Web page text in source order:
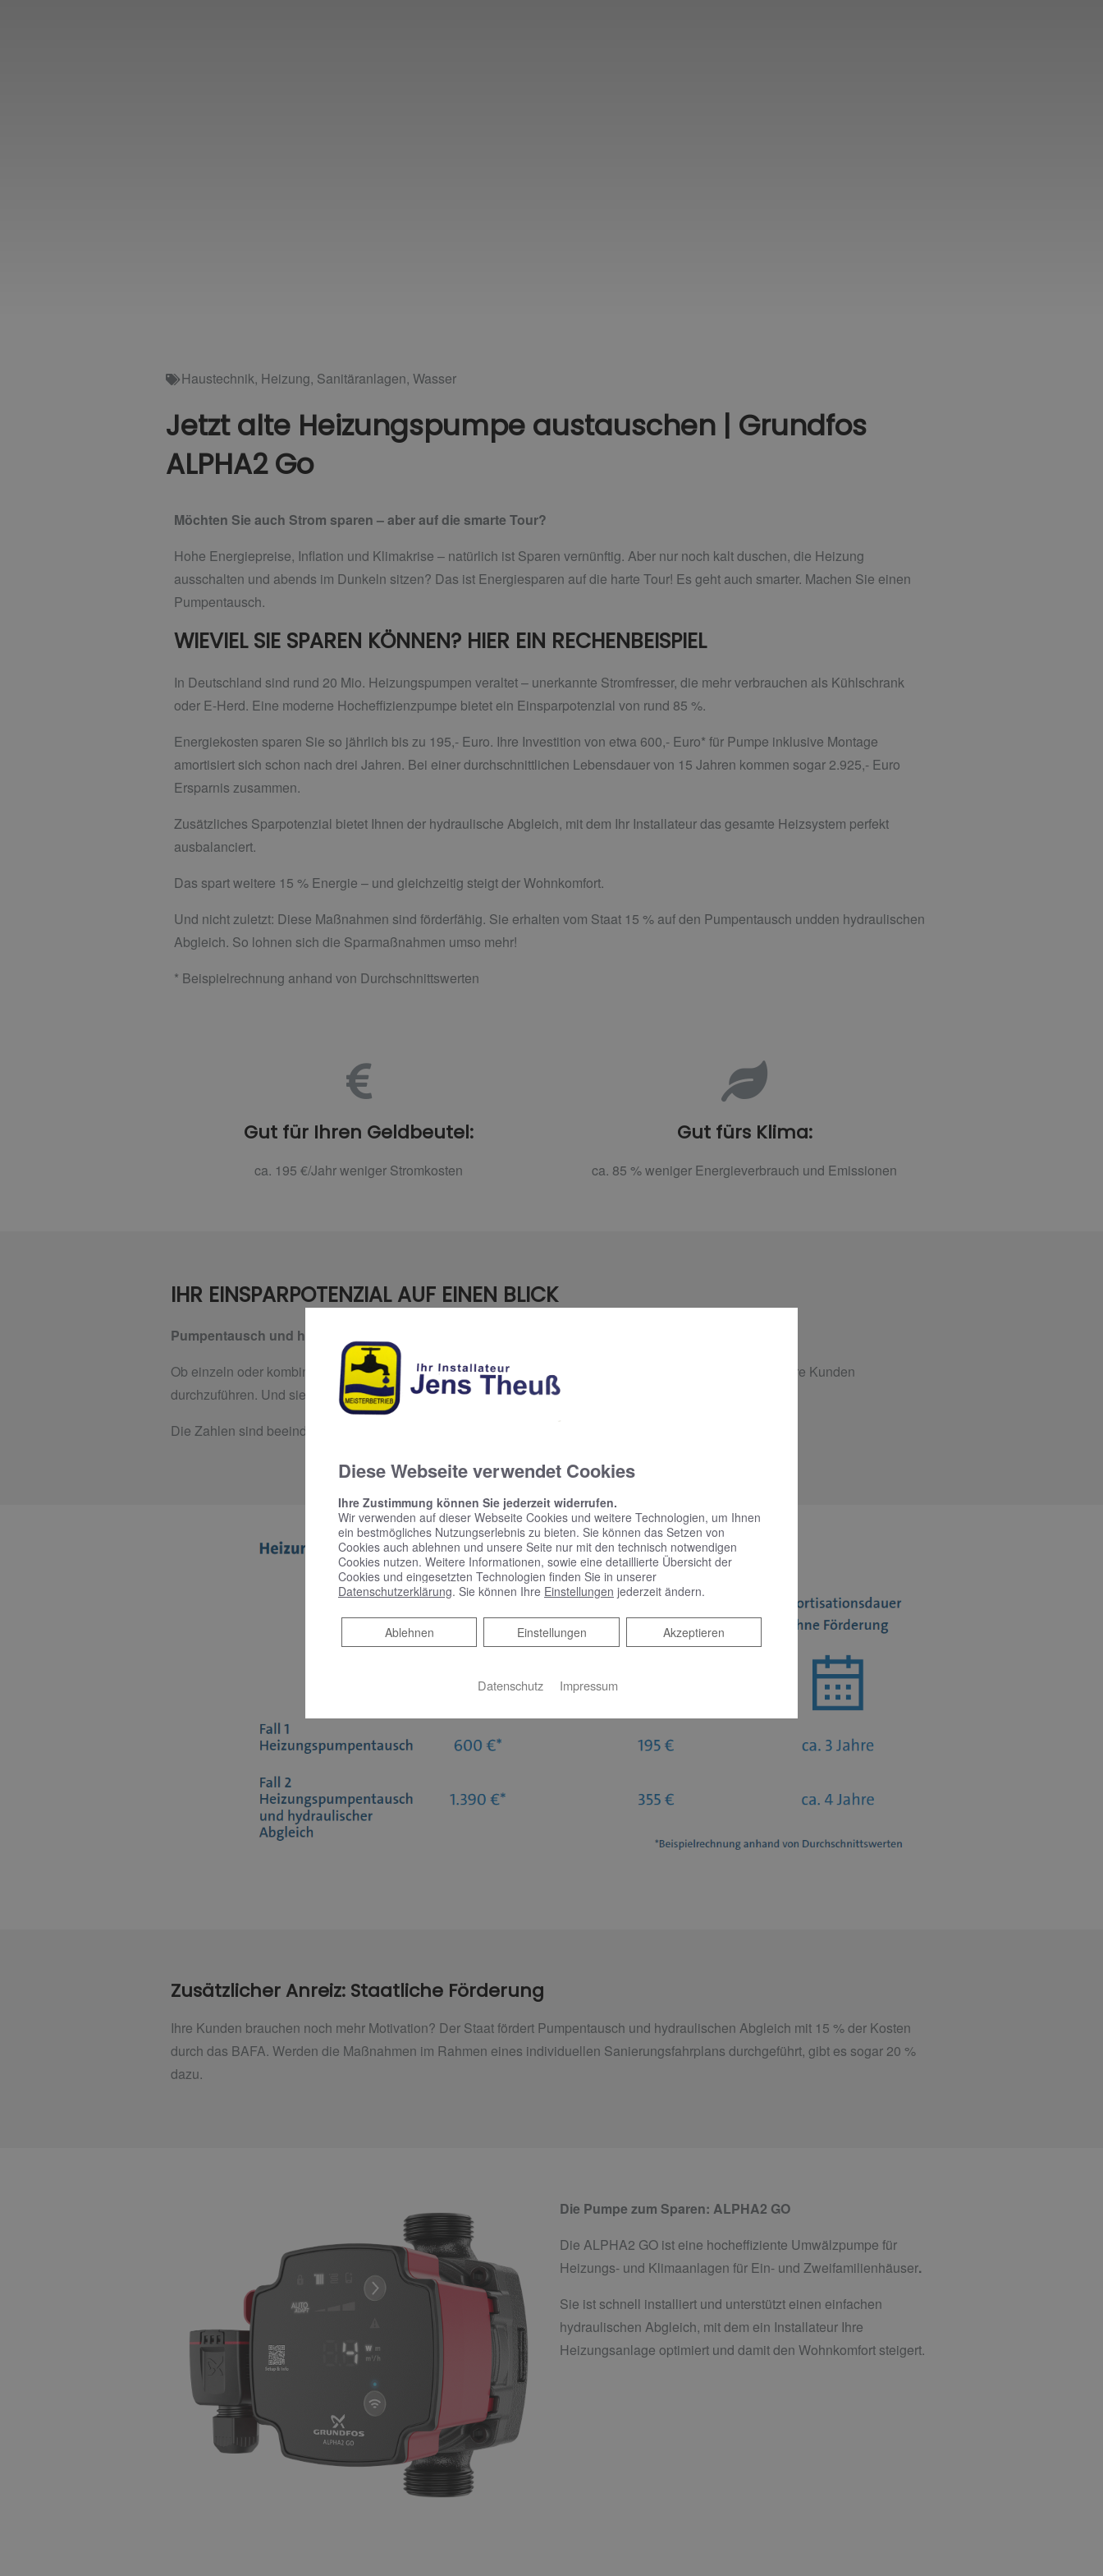
Haustechnik, Heizung, Sanitäranlagen, Wasser
Jetzt alte Heizungspumpe austauschen | Grundfos
ALPHA2 Go
Möchten Sie auch Strom sparen – aber auf die smarte Tour?
Hohe Energiepreise, Inflation und Klimakrise – natürlich ist Sparen vernünftig. Aber nur noch kalt duschen, die Heizung
ausschalten und abends im Dunkeln sitzen? Das ist Energiesparen auf die harte Tour! Es geht auch smarter. Machen Sie einen
Pumpentausch.
WIEVIEL SIE SPAREN KÖNNEN? HIER EIN RECHENBEISPIEL
In Deutschland sind rund 20 Mio. Heizungspumpen veraltet – unerkannte Stromfresser, die mehr verbrauchen als Kühlschrank
oder E-Herd. Eine moderne Hocheffizienzpumpe bietet ein Einsparpotenzial von rund 85 %.
Energiekosten sparen Sie so jährlich bis zu 195,- Euro. Ihre Investition von etwa 600,- Euro* für Pumpe inklusive Montage
amortisiert sich schon nach drei Jahren. Bei einer durchschnittlichen Lebensdauer von 15 Jahren kommen sogar 2.925,- Euro
Ersparnis zusammen.
Zusätzliches Sparpotenzial bietet Ihnen der hydraulische Abgleich, mit dem Ihr Installateur das gesamte Heizsystem perfekt
ausbalanciert.
Das spart weitere 15 % Energie – und gleichzeitig steigt der Wohnkomfort.
Und nicht zuletzt: Diese Maßnahmen sind förderfähig. Sie erhalten vom Staat 15 % auf den Pumpentausch undden hydraulischen
Abgleich. So lohnen sich die Sparmaßnahmen umso mehr!
* Beispielrechnung anhand von Durchschnittswerten
Gut für Ihren Geldbeutel:
ca. 195 €/Jahr weniger Stromkosten
Gut fürs Klima:
ca. 85 % weniger Energieverbrauch und Emissionen
IHR EINSPARPOTENZIAL AUF EINEN BLICK
Pumpentausch und hydraulischer Abgleich – zwei Investitionen, die sich lohnen
Ob einzeln oder kombiniert: Beide Maßnahmen sind unkompliziert und ohne Komforteinschränkungen für Ihre Kunden
durchzuführen. Und sie amortisieren sich dank der großen Energieeinsparungen in kurzer Zeit.
Die Zahlen sind beeindruckend.
Zusätzlicher Anreiz: Staatliche Förderung
Ihre Kunden brauchen noch mehr Motivation? Der Staat fördert Pumpentausch und hydraulischen Abgleich mit 15 % der Kosten
durch das BAFA. Werden die Maßnahmen im Rahmen eines individuellen Sanierungsfahrplans durchgeführt, gibt es sogar 20 %
dazu.
Die Pumpe zum Sparen: ALPHA2 GO
Die ALPHA2 GO ist eine hocheffiziente Umwälzpumpe für
Heizungs- und Klimaanlagen für Ein- und Zweifamilienhäuser.
Sie ist schnell installiert und unterstützt einen einfachen
hydraulischen Abgleich, mit dem ein Installateur Ihre
Heizungsanlage optimiert und damit den Wohnkomfort steigert.
Diese Webseite verwendet Cookies
Ihre Zustimmung können Sie jederzeit widerrufen.
Wir verwenden auf dieser Webseite Cookies und weitere Technologien, um Ihnen
ein bestmögliches Nutzungserlebnis zu bieten. Sie können das Setzen von
Cookies auch ablehnen und unsere Seite nur mit den technisch notwendigen
Cookies nutzen. Weitere Informationen, sowie eine detaillierte Übersicht der
Cookies und eingesetzten Technologien finden Sie in unserer
Datenschutzerklärung. Sie können Ihre Einstellungen jederzeit ändern.
Akzeptieren
Einstellungen
Ablehnen
Ablehnen
Datenschutz Impressum